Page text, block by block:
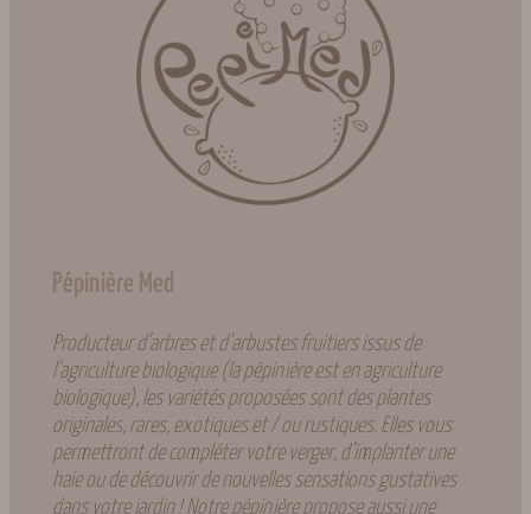
Pépinière Med
Producteur d’arbres et d’arbustes fruitiers issus de
l’agriculture biologique (la pépinière est en agriculture
biologique), les variétés proposées sont des plantes
originales, rares, exotiques et / ou rustiques. Elles vous
permettront de compléter votre verger, d’implanter une
haie ou de découvrir de nouvelles sensations gustatives
dans votre jardin ! Notre pépinière propose aussi une